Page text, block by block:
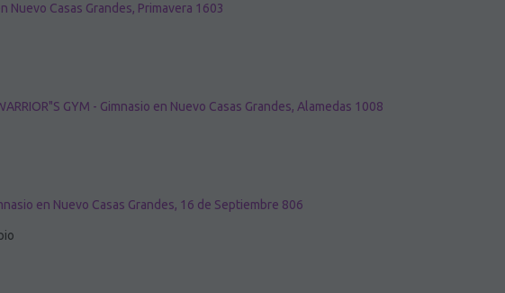
Nuevo Casas Grandes, Primavera 1603
GYM - Gimnasio en Nuevo Casas Grandes, Alamedas 1008
en Nuevo Casas Grandes, 16 de Septiembre 806